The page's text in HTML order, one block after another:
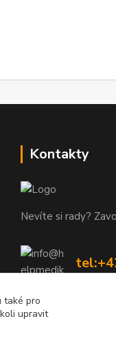
Kontakty
Nevíte si rady?
také pro
upravit